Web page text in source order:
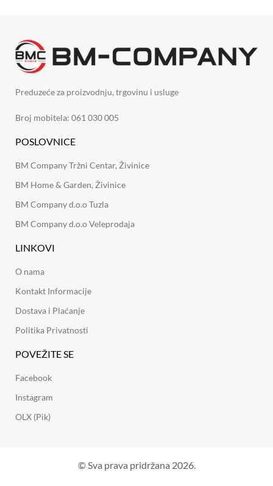
Preduzeće za proizvodnju, trgovinu i usluge
Broj mobitela: 061 030 005
POSLOVNICE
BM Company Tržni Centar, Živinice
BM Home & Garden, Živinice
BM Company d.o.o Tuzla
BM Company d.o.o Veleprodaja
LINKOVI
O nama
Kontakt Informacije
Dostava i Plaćanje
Politika Privatnosti
POVEŽITE SE
Facebook
Instagram
OLX (Pik)
© Sva prava pridržana 2026.